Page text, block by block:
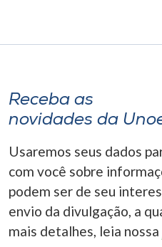
A+
A-
Receba as
novidades da
Usaremos seus dados
com você sobre
podem ser de seu
envio da divulgação, a
mais detalhes, leia nossa